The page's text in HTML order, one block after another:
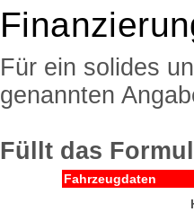
Für ein solides
genannten
Füllt das
Fahrzeugdaten